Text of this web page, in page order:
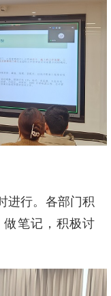
行。各部门积
笔记，积极讨